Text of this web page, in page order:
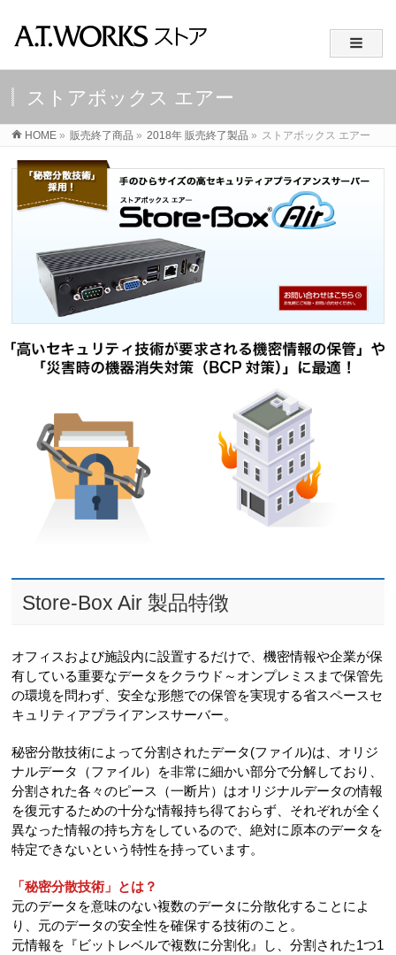
ストアボックス エアー
HOME » 販売終了商品 » 2018年 販売終了製品 » ストアボックス エアー
Store-Box Air 製品特徴
オフィスおよび施設内に設置するだけで、機密情報や企業が保
有している重要なデータをクラウド～オンプレミスまで保管先
の環境を問わず、安全な形態での保管を実現する省スペースセ
キュリティアプライアンスサーバー。
秘密分散技術によって分割されたデータ(ファイル)は、オリジ
ナルデータ（ファイル）を非常に細かい部分で分解しており、
分割された各々のピース（一断片）はオリジナルデータの情報
を復元するための十分な情報持ち得ておらず、それぞれが全く
異なった情報の持ち方をしているので、絶対に原本のデータを
特定できないという特性を持っています。
「秘密分散技術」とは？
元のデータを意味のない複数のデータに分散化することによ
り、元のデータの安全性を確保する技術のこと。
元情報を『ビットレベルで複数に分割化』し、分割された1つ1